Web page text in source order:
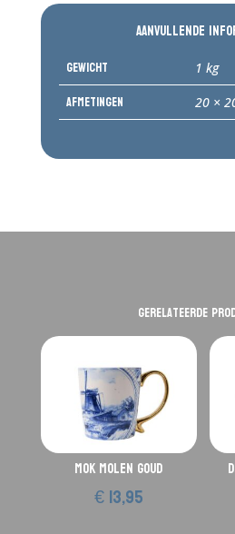
Aanvullende
Gewicht 1 kg
Afmetingen 20 ×
Gerelateerde
Mok Molen Goud
€13,95